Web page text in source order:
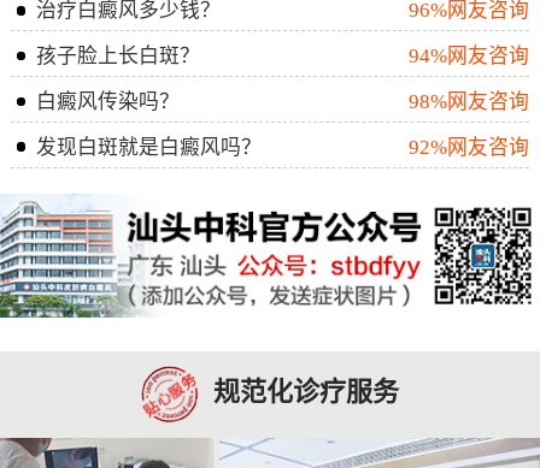
治疗白癜风多少钱？
96%网友咨询
孩子脸上长白斑？
94%网友咨询
白癜风传染吗？
98%网友咨询
发现白斑就是白癜风吗？
92%网友咨询
规范化诊疗服务